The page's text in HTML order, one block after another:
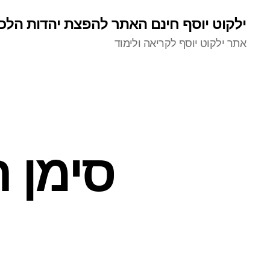
ילקוט יוסף חינם האתר להפצת יהדות
אתר ילקוט יוסף לקריאה ולימוד